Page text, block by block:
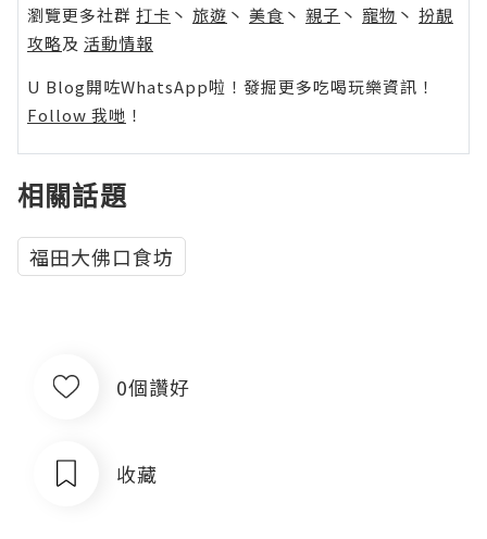
瀏覽更多社群 打卡 丶 旅遊 丶 美食 丶 親子 丶 寵物 丶 扮靚
攻略及 活動情報
U Blog開咗WhatsApp啦！發掘更多吃喝玩樂資訊！
Follow 我哋 ！
相關話題
福田大佛口食坊
0個讚好
收藏